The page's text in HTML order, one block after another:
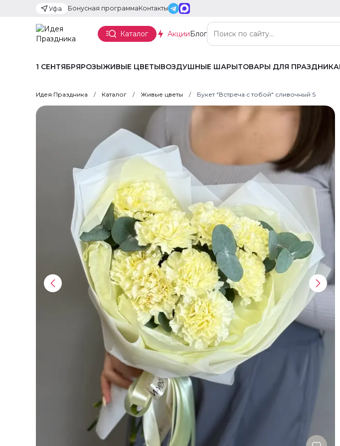
Уфа Бонусная программаКонтакты
Каталог АкцииБлог
1 СЕНТЯБРЯРОЗЫЖИВЫЕ ЦВЕТЫВОЗДУШНЫЕ ШАРЫТОВАРЫ ДЛЯ ПРАЗДНИКА
Идея Праздника Каталог Живые цветы Букет "Встреча с тобой" сливочный S